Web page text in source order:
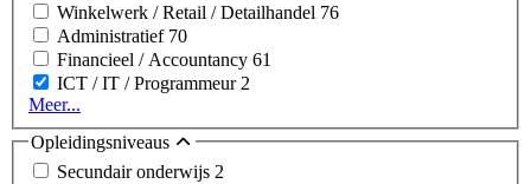
Winkelwerk / Retail / Detailhandel 76
Administratief 70
Financieel / Accountancy 61
ICT / IT / Programmeur 2
Meer...
Opleidingsniveaus
Secundair onderwijs 2